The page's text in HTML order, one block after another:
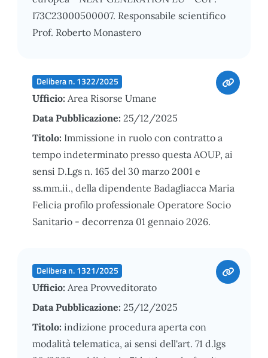
I73C23000500007. Responsabile scientifico
Prof. Roberto Monastero
Delibera n. 1322/2025
Ufficio: Area Risorse Umane
Data Pubblicazione: 25/12/2025
Titolo: Immissione in ruolo con contratto a
tempo indeterminato presso questa AOUP, ai
sensi D.Lgs n. 165 del 30 marzo 2001 e
ss.mm.ii., della dipendente Badagliacca Maria
Felicia profilo professionale Operatore Socio
Sanitario - decorrenza 01 gennaio 2026.
Delibera n. 1321/2025
Ufficio: Area Provveditorato
Data Pubblicazione: 25/12/2025
Titolo: indizione procedura aperta con
modalità telematica, ai sensi dell'art. 71 d.lgs